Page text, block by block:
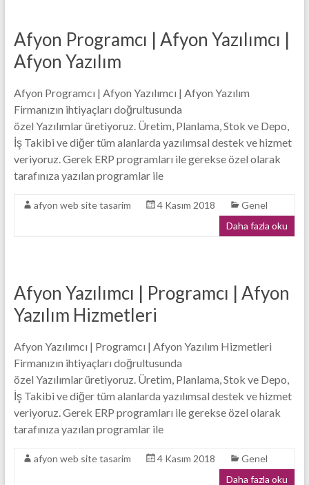
Afyon Programcı | Afyon Yazılımcı |
Afyon Yazılım
Afyon Programcı | Afyon Yazılımcı | Afyon Yazılım
Firmanızın ihtiyaçları doğrultusunda
özel Yazılımlar üretiyoruz. Üretim, Planlama, Stok ve Depo,
İş Takibi ve diğer tüm alanlarda yazılımsal destek ve hizmet
veriyoruz. Gerek ERP programları ile gerekse özel olarak
tarafınıza yazılan programlar ile
afyon web site tasarim 4 Kasım 2018
Genel
Daha fazla oku
Afyon Yazılımcı | Programcı | Afyon
Yazılım Hizmetleri
Afyon Yazılımcı | Programcı | Afyon Yazılım Hizmetleri
Firmanızın ihtiyaçları doğrultusunda
özel Yazılımlar üretiyoruz. Üretim, Planlama, Stok ve Depo,
İş Takibi ve diğer tüm alanlarda yazılımsal destek ve hizmet
veriyoruz. Gerek ERP programları ile gerekse özel olarak
tarafınıza yazılan programlar ile
afyon web site tasarim 4 Kasım 2018
Genel
Daha fazla oku